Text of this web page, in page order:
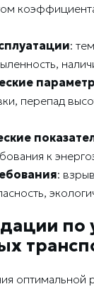
:
перепад
к
:
по
оптимальной